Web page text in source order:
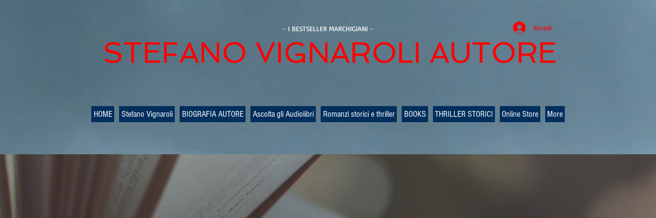
- I BESTSELLER MARCHIGIANI - Accedi
STEFANO VIGNAROLI AUTORE
HOME Stefano Vignaroli BIOGRAFIA AUTORE Ascolta gli Audiolibri Romanzi storici e thriller BOOKS THRILLER STORICI Online Store More